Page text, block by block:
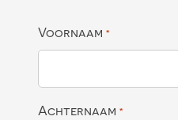
Voornaam *
Achternaam *